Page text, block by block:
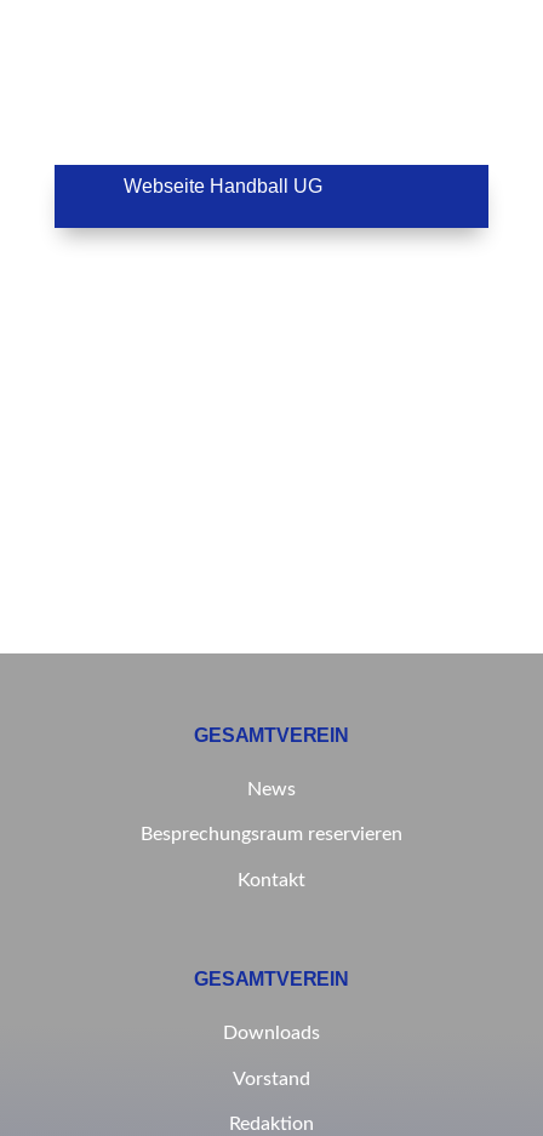
Webseite Handball UG
GESAMTVEREIN
News
Besprechungsraum reservieren
Kontakt
GESAMTVEREIN
Downloads
Vorstand
Redaktion